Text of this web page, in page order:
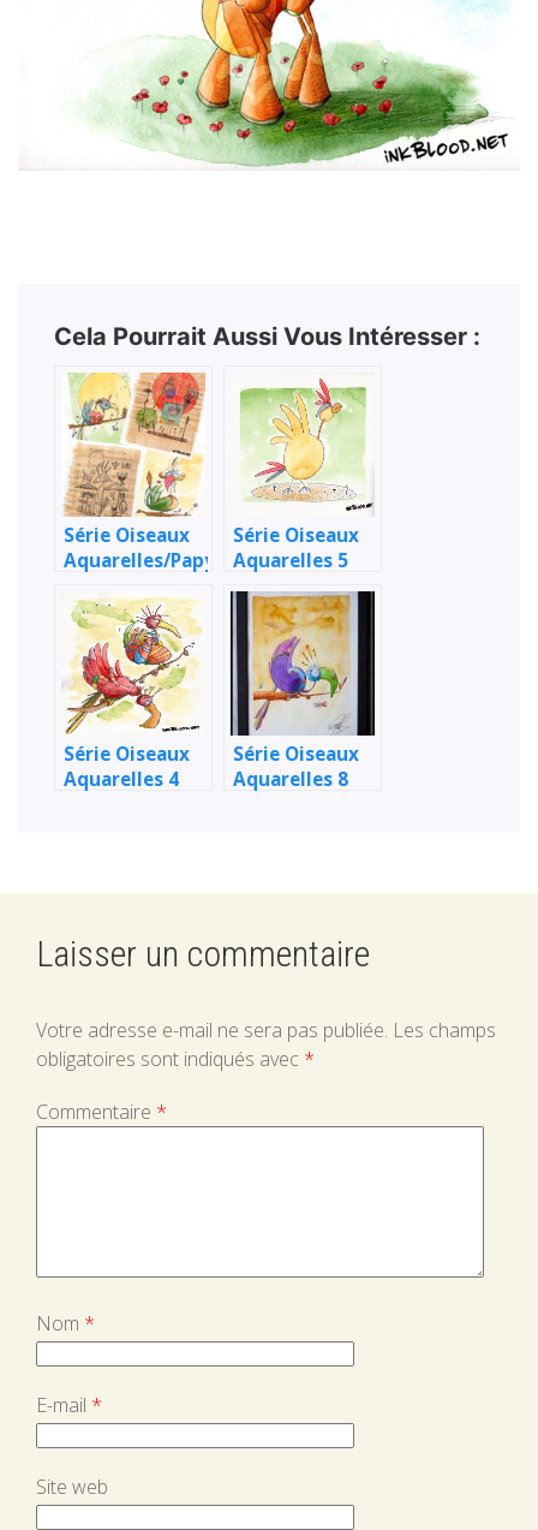
Cela Pourrait Aussi Vous Intéresser :
Série Oiseaux
Aquarelles/Papyrus
Série Oiseaux
Aquarelles 5
Série Oiseaux
Aquarelles 4
Série Oiseaux
Aquarelles 8
Laisser un commentaire
Votre adresse e-mail ne sera pas publiée. Les champs
obligatoires sont indiqués avec *
Commentaire *
Nom *
E-mail *
Site web